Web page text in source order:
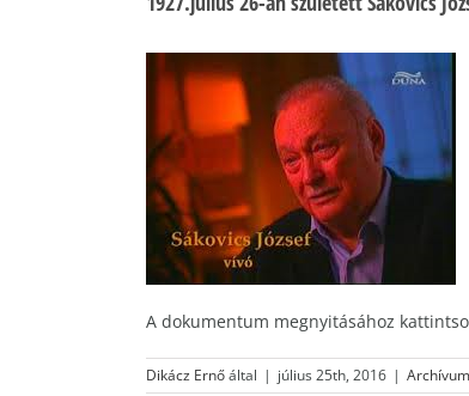
A dokumentum megnyitásához
Dikácz Ernőáltal | július 25th, 2016 | Archívum